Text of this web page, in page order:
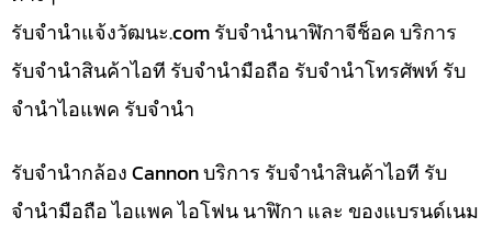
รับจํานําแจ้งวัฒนะ.com รับจำนำนาฬิกาจีช็อค บริการ
รับจำนำสินค้าไอที รับจำนำมือถือ รับจำนำโทรศัพท์ รับ
จำนำไอแพค รับจำนำ
รับจำนำกล้อง Cannon บริการ รับจำนำสินค้าไอที รับ
จำนำมือถือ ไอแพค ไอโฟน นาฬิกา และ ของแบรนด์เนม